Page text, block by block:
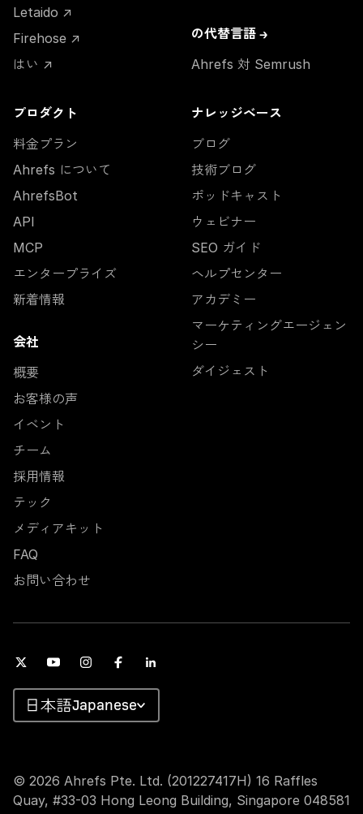
Letaido ↗
Firehose ↗
はい ↗
の代替言語 →
Ahrefs 対 Semrush
プロダクト
料金プラン
Ahrefs について
AhrefsBot
API
MCP
エンタープライズ
新着情報
会社
概要
お客様の声
イベント
チーム
採用情報
テック
メディアキット
FAQ
お問い合わせ
ナレッジベース
ブログ
技術ブログ
ポッドキャスト
ウェビナー
SEO ガイド
ヘルプセンター
アカデミー
マーケティングエージェン
シー
ダイジェスト
© 2026 Ahrefs Pte. Ltd. (201227417H) 16 Raffles
Quay, #33-03 Hong Leong Building, Singapore 048581
Japanese